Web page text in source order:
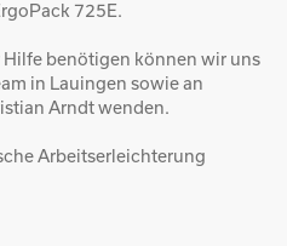
725E.
benötigen können wir uns
in Lauingen sowie an
Arndt wenden.
Arbeitserleichterung